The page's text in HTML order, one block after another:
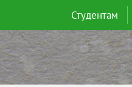
Студентам